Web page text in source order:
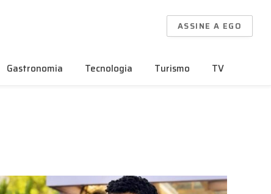
ASSINE A EGO
Gastronomia Tecnologia Turismo TV